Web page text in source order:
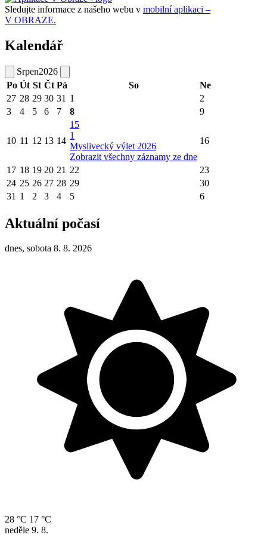
Sledujte informace z našeho webu v mobilní aplikaci –
V OBRAZE.
Kalendář
Srpen2026
Po Út St Čt Pá So
Ne
27 28 29 30 31 1
2
3
4 5 6 7 8 9
10 11 12 13 14
15
1
Myslivecký výlet 2026
Zobrazit všechny záznamy ze dne
16
17 18 19 20 21 22
23
24 25 26 27 28 29
30
31 1 2 3 4 5 6
Aktuální počasí
dnes, sobota 8. 8. 2026
28 °C 17 °C
neděle 9. 8.